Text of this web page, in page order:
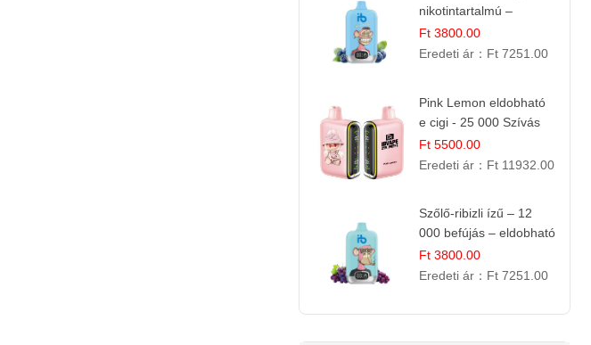
nikotintartalmú –
eldobható e cigi
Ft 3800.00
Eredeti ár： Ft 7251.00
Pink Lemon eldobható
e cigi - 25 000 Szívás
Ft 5500.00
Eredeti ár： Ft 11932.00
Szőlő-ribizli ízű – 12
000 befújás – eldobható
e cigi
Ft 3800.00
Eredeti ár： Ft 7251.00